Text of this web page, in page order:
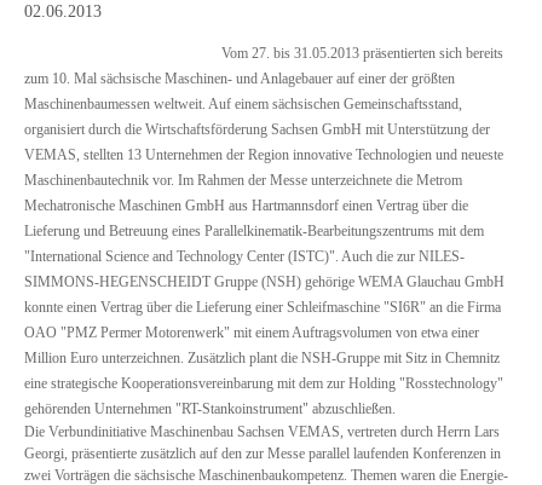
02.06.2013
Vom 27. bis 31.05.2013 präsentierten sich bereits
zum 10. Mal sächsische Maschinen- und Anlagebauer auf einer der größten
Maschinenbaumessen weltweit. Auf einem sächsischen Gemeinschaftsstand,
organisiert durch die Wirtschaftsförderung Sachsen GmbH mit Unterstützung der
VEMAS, stellten 13 Unternehmen der Region innovative Technologien und neueste
Maschinenbautechnik vor. Im Rahmen der Messe unterzeichnete die Metrom
Mechatronische Maschinen GmbH aus Hartmannsdorf einen Vertrag über die
Lieferung und Betreuung eines Parallelkinematik-Bearbeitungszentrums mit dem
"International Science and Technology Center (ISTC)". Auch die zur NILES-
SIMMONS-HEGENSCHEIDT Gruppe (NSH) gehörige WEMA Glauchau GmbH
konnte einen Vertrag über die Lieferung einer Schleifmaschine "SI6R" an die Firma
OAO "PMZ Permer Motorenwerk" mit einem Auftragsvolumen von etwa einer
Million Euro unterzeichnen. Zusätzlich plant die NSH-Gruppe mit Sitz in Chemnitz
eine strategische Kooperationsvereinbarung mit dem zur Holding "Rosstechnology"
gehörenden Unternehmen "RT-Stankoinstrument" abzuschließen.
Die Verbundinitiative Maschinenbau Sachsen VEMAS, vertreten durch Herrn Lars
Georgi, präsentierte zusätzlich auf den zur Messe parallel laufenden Konferenzen in
zwei Vorträgen die sächsische Maschinenbaukompetenz. Themen waren die Energie-